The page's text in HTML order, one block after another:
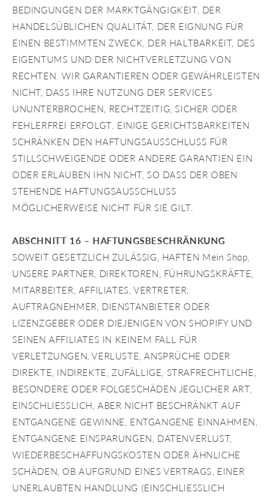
BEDINGUNGEN DER MARKTGÄNGIGKEIT, DER
HANDELSÜBLICHEN QUALITÄT, DER EIGNUNG FÜR
EINEN BESTIMMTEN ZWECK, DER HALTBARKEIT, DES
EIGENTUMS UND DER NICHTVERLETZUNG VON
RECHTEN. WIR GARANTIEREN ODER GEWÄHRLEISTEN
NICHT, DASS IHRE NUTZUNG DER SERVICES
UNUNTERBROCHEN, RECHTZEITIG, SICHER ODER
FEHLERFREI ERFOLGT. EINIGE GERICHTSBARKEITEN
SCHRÄNKEN DEN HAFTUNGSAUSSCHLUSS FÜR
STILLSCHWEIGENDE ODER ANDERE GARANTIEN EIN
ODER ERLAUBEN IHN NICHT, SO DASS DER OBEN
STEHENDE HAFTUNGSAUSSCHLUSS
MÖGLICHERWEISE NICHT FÜR SIE GILT.
ABSCHNITT 16 – HAFTUNGSBESCHRÄNKUNG
SOWEIT GESETZLICH ZULÄSSIG, HAFTEN Mein Shop,
UNSERE PARTNER, DIREKTOREN, FÜHRUNGSKRÄFTE,
MITARBEITER, AFFILIATES, VERTRETER,
AUFTRAGNEHMER, DIENSTANBIETER ODER
LIZENZGEBER ODER DIEJENIGEN VON SHOPIFY UND
SEINEN AFFILIATES IN KEINEM FALL FÜR
VERLETZUNGEN, VERLUSTE, ANSPRÜCHE ODER
DIREKTE, INDIREKTE, ZUFÄLLIGE, STRAFRECHTLICHE,
BESONDERE ODER FOLGESCHÄDEN JEGLICHER ART,
EINSCHLIESSLICH, ABER NICHT BESCHRÄNKT AUF
ENTGANGENE GEWINNE, ENTGANGENE EINNAHMEN,
ENTGANGENE EINSPARUNGEN, DATENVERLUST,
WIEDERBESCHAFFUNGSKOSTEN ODER ÄHNLICHE
SCHÄDEN, OB AUFGRUND EINES VERTRAGS, EINER
UNERLAUBTEN HANDLUNG (EINSCHLIESSLICH